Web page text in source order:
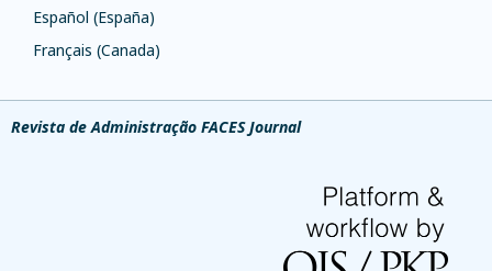
Español (España)
Français (Canada)
Revista de Administração FACES Journal